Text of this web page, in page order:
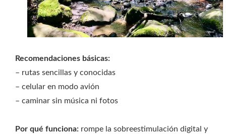
Recomendaciones básicas:
– rutas sencillas y conocidas
– celular en modo avión
– caminar sin música ni fotos
Por qué funciona: rompe la sobreestimulación digital y